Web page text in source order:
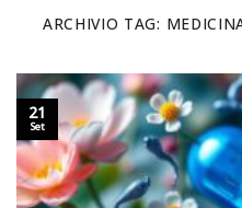
ARCHIVIO TAG:
21
Set